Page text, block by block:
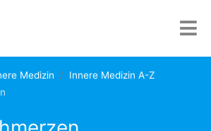
Medizin
Innere Medizin A-Z